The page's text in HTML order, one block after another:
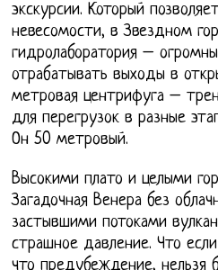
экскурсии. Который
невесомости, в Звездном
гидролаборатория –
отрабатывать выходы в
метровая центрифуга –
для перегрузок в разные
Он 50 метровый.
Высокими плато и целыми
Загадочная Венера без
застывшими потоками
страшное давление. Что